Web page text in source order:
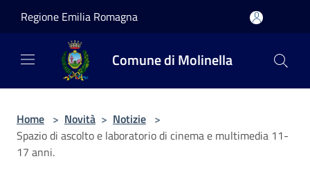
Regione Emilia Romagna
Comune di Molinella
Home > Novità > Notizie >
Spazio di ascolto e laboratorio di cinema e multimedia 11-
17 anni.